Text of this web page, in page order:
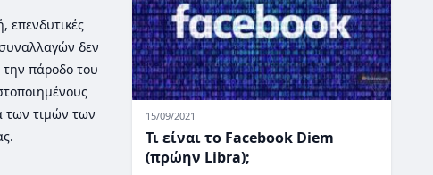
επενδυτικές
δεν
την πάροδο του
των τιμών των
15/09/2021
Τι είναι το Facebook Diem
(πρώην Libra);